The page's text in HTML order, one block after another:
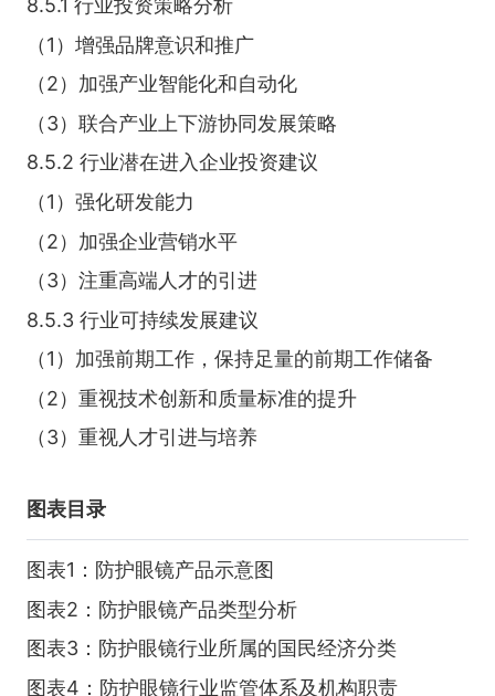
8.5.1 行业投资策略分析
（1）增强品牌意识和推广
（2）加强产业智能化和自动化
（3）联合产业上下游协同发展策略
8.5.2 行业潜在进入企业投资建议
（1）强化研发能力
（2）加强企业营销水平
（3）注重高端人才的引进
8.5.3 行业可持续发展建议
（1）加强前期工作，保持足量的前期工作储备
（2）重视技术创新和质量标准的提升
（3）重视人才引进与培养
图表目录
图表1：防护眼镜产品示意图
图表2：防护眼镜产品类型分析
图表3：防护眼镜行业所属的国民经济分类
图表4：防护眼镜行业监管体系及机构职责